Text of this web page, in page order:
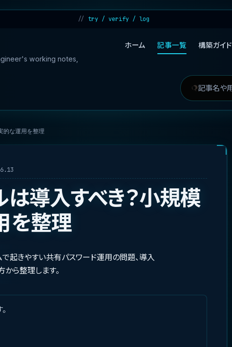
try / verify / log
working notes,
ホーム 記事一覧 構築ガイド
記
索
検
的な運用を整理
導入すべき？小規模
を整理
起きやすい共有パスワード運用の問題、導入
ら整理します。